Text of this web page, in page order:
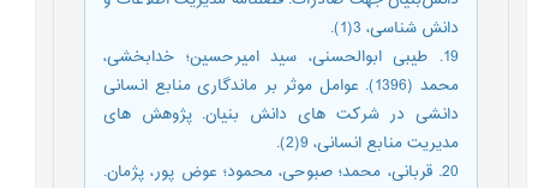
دانش شناسی، 3(1).
19. طیبی ابوالحسنی، سید امیرحسین؛ خدابخشی،
محمد (1396). عوامل موثر بر ماندگاری منابع انسانی
دانشی در شرکت های دانش بنیان. پژوهش های
مدیریت منابع انسانی، 9(2).
20. قربانی، محمد؛ صبوحی، محمود؛ عوض پور، پژمان.